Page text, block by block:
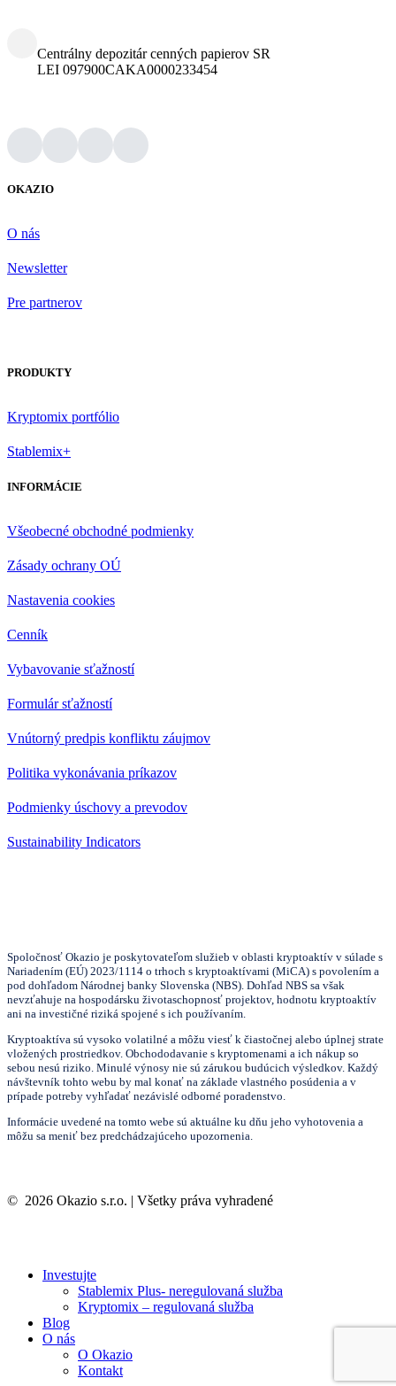
Centrálny depozitár cenných papierov SR
LEI 097900CAKA0000233454
OKAZIO
O nás
Newsletter
Pre partnerov
PRODUKTY
Kryptomix portfólio
Stablemix+
INFORMÁCIE
Všeobecné obchodné podmienky
Zásady ochrany OÚ
Nastavenia cookies
Cenník
Vybavovanie sťažností
Formulár sťažností
Vnútorný predpis konfliktu záujmov
Politika vykonávania príkazov
Podmienky úschovy a prevodov
Sustainability Indicators
Spoločnosť Okazio je poskytovateľom služieb v oblasti kryptoaktív v súlade s
Nariadením (EÚ) 2023/1114 o trhoch s kryptoaktívami (MiCA) s povolením a
pod dohľadom Národnej banky Slovenska (NBS). Dohľad NBS sa však
nevzťahuje na hospodársku životaschopnosť projektov, hodnotu kryptoaktív
ani na investičné riziká spojené s ich používaním.
Kryptoaktíva sú vysoko volatilné a môžu viesť k čiastočnej alebo úplnej strate
vložených prostriedkov. Obchododavanie s kryptomenami a ich nákup so
sebou nesú riziko. Minulé výnosy nie sú zárukou budúcich výsledkov. Každý
návštevník tohto webu by mal konať na základe vlastného posúdenia a v
prípade potreby vyhľadať nezávislé odborné poradenstvo.
Informácie uvedené na tomto webe sú aktuálne ku dňu jeho vyhotovenia a
môžu sa meniť bez predchádzajúceho upozornenia.
© 2026 Okazio s.r.o. | Všetky práva vyhradené
Close
Investujte
Stablemix Plus- neregulovaná služba
Kryptomix – regulovaná služba
Blog
O nás
O Okazio
Kontakt